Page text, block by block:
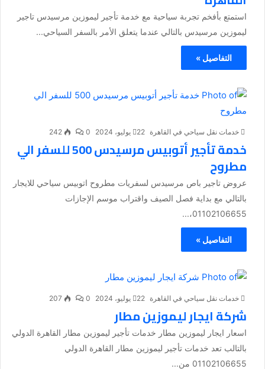
استمتع بأفخم تجربة سياحية مع خدمة تأجير ليموزين مرسيدس تاجير
ليموزين مرسيدس بالتالي عندما يتعلق الأمر بالسفر السياحي...
التفاصيل »
خدمات نقل سياحي في القاهرة 22 يوليو، 2024 0
242
خدمة تأجير أتوبيس مرسيدس 500 للسفر الي
مطروح
عروض تاجير باص مرسيدس لسفريات مطروح اتوبيس سياحي للايجار
بالتالي مع بداية فصل الصيف واقتراب موسم الإجازات
01102106655،...
التفاصيل »
خدمات نقل سياحي في القاهرة 22 يوليو، 2024 0
207
شركة ايجار ليموزين مطار
اسعار ايجار ليموزين مطار خدمات تأجير ليموزين مطار القاهرة الدولي
بالتالب تعد خدمات تأجير ليموزين مطار القاهرة الدولي
01102106655 من...